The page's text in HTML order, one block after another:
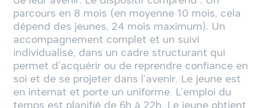
parcours en 8 mois (en moyenne 10 mois, cela
dépend des jeunes, 24 mois maximum). Un
accompagnement complet et un suivi
individualisé, dans un cadre structurant qui
permet d’acquérir ou de reprendre confiance en
soi et de se projeter dans l’avenir. Le jeune est
en internat et porte un uniforme. L’emploi du
temps est planifié de 6h à 22h. Le jeune obtient